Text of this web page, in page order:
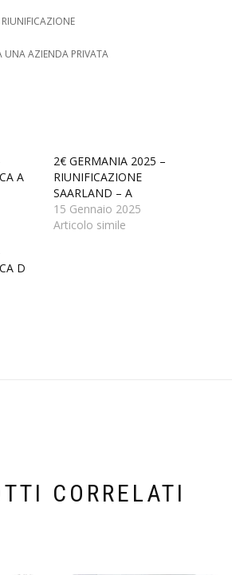
UNA AZIENDA PRIVATA
A
2€ GERMANIA 2025 –
RIUNIFICAZIONE
SAARLAND – A
15 Gennaio 2025
Articolo simile
D
CORRELATI